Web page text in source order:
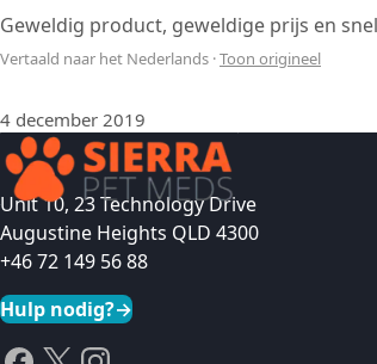
Geweldig product, geweldige prijs en
Vertaald naar het Nederlands ·Toon origineel
4 december 2019
Unit 10, 23 Technology Drive
Augustine Heights QLD 4300
+46 72 149 56 88
Hulp nodig?→